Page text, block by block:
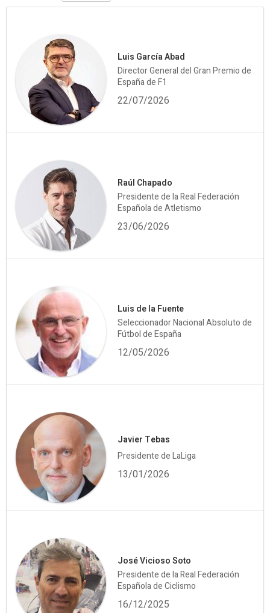
Luis García Abad
Director General del Gran Premio de
España de F1
22/07/2026
Raúl Chapado
Presidente de la Real Federación
Española de Atletismo
23/06/2026
Luis de la Fuente
Seleccionador Nacional Absoluto de
Fútbol de España
12/05/2026
Javier Tebas
Presidente de LaLiga
13/01/2026
José Vicioso Soto
Presidente de la Real Federación
Española de Ciclismo
16/12/2025